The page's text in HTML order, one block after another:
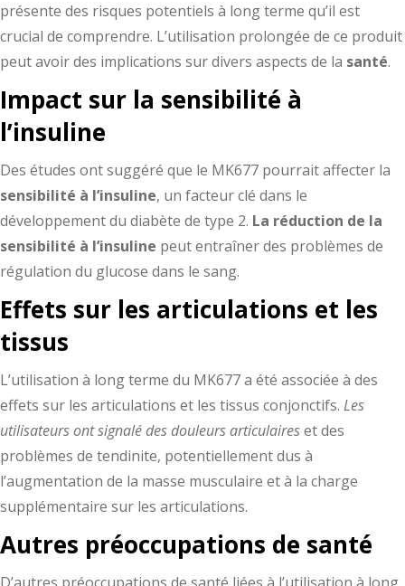
présente des risques potentiels à long terme qu’il est
crucial de comprendre. L’utilisation prolongée de ce produit
peut avoir des implications sur divers aspects de la santé.
Impact sur la sensibilité à
l’insuline
Des études ont suggéré que le MK677 pourrait affecter la
sensibilité à l’insuline, un facteur clé dans le
développement du diabète de type 2. La réduction de la
sensibilité à l’insuline peut entraîner des problèmes de
régulation du glucose dans le sang.
Effets sur les articulations et les
tissus
L’utilisation à long terme du MK677 a été associée à des
effets sur les articulations et les tissus conjonctifs. Les
utilisateurs ont signalé des douleurs articulaireset des
problèmes de tendinite, potentiellement dus à
l’augmentation de la masse musculaire et à la charge
supplémentaire sur les articulations.
Autres préoccupations de santé